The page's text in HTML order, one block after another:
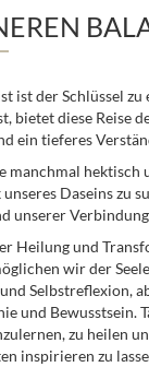
ist der Schlüssel
bietet diese Reise
ein tieferes
manchmal
Daseins zu
unserer
Heilung und
wir der
Selbstreflexion,
und Bewusstsein.
zu heilen
inspirieren zu